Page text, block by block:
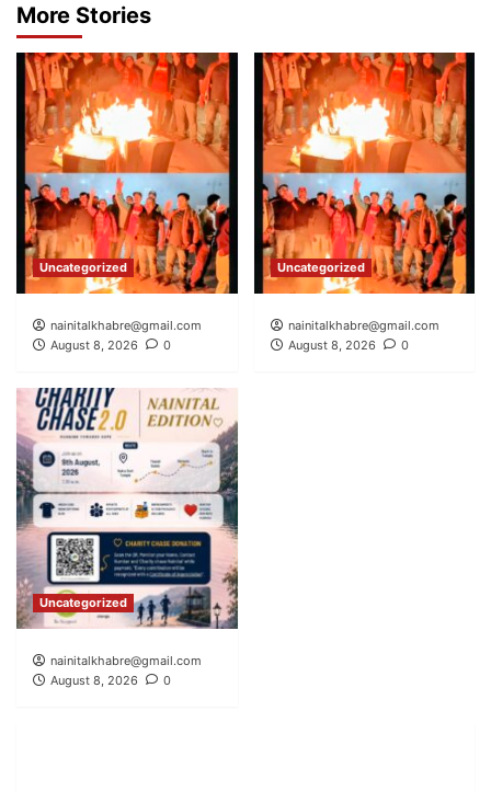
More Stories
Uncategorized
nainitalkhabre@gmail.com
August 8, 2026
0
Uncategorized
nainitalkhabre@gmail.com
August 8, 2026
0
Uncategorized
nainitalkhabre@gmail.com
August 8, 2026
0